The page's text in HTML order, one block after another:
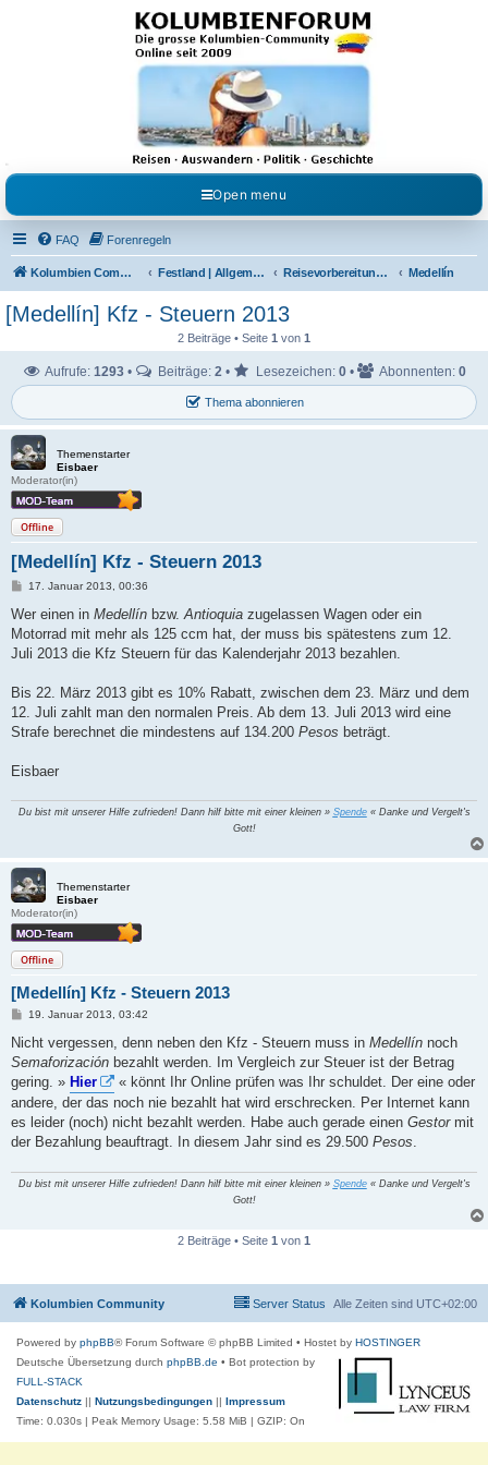
Kolumbienforum - Das
grosse Forum der
Freunde Kolumbiens
Reisen, Auswandern, Kultur, Politik, Geschichte und Visum in Kolumbien und Venezuela.
Austausch, Erfahrungen und Gemeinschaft im Kolumbienforum
Open menu
FAQ Forenregeln
Kolumbien Community Festland | Allgemeine Fragen Reisevorbereitungen & Reiseerfahrungen Medellín
[Medellín] Kfz - Steuern 2013
2 Beiträge • Seite 1 von 1
Thema abonnieren
Aufrufe: 1293• Beiträge: 2 • Lesezeichen: 0• Abonnenten: 0
Themenstarter
Eisbaer
Moderator(in)
Offline
[Medellín] Kfz - Steuern 2013
B
i
r
a
17. Januar 2013, 00:36
Wer einen in Medellín bzw. Antioquia zugelassen Wagen oder ein
Motorrad mit mehr als 125 ccm hat, der muss bis spätestens zum 12.
Juli 2013 die Kfz Steuern für das Kalenderjahr 2013 bezahlen.
Bis 22. März 2013 gibt es 10% Rabatt, zwischen dem 23. März und dem
12. Juli zahlt man den normalen Preis. Ab dem 13. Juli 2013 wird eine
Strafe berechnet die mindestens auf 134.200 Pesos beträgt.
Eisbaer
Du bist mit unserer Hilfe zufrieden! Dann hilf bitte mit einer kleinen » Spende« Danke und Vergelt's
Gott!
Themenstarter
Eisbaer
Moderator(in)
Offline
[Medellín] Kfz - Steuern 2013
B
i
r
a
19. Januar 2013, 03:42
Nicht vergessen, denn neben den Kfz - Steuern muss in Medellín noch
Semaforización bezahlt werden. Im Vergleich zur Steuer ist der Betrag
gering. » Hier
« könnt Ihr Online prüfen was Ihr schuldet. Der eine oder
andere, der das noch nie bezahlt hat wird erschrecken. Per Internet kann
es leider (noch) nicht bezahlt werden. Habe auch gerade einen Gestormit
der Bezahlung beauftragt. In diesem Jahr sind es 29.500 Pesos.
Du bist mit unserer Hilfe zufrieden! Dann hilf bitte mit einer kleinen » Spende« Danke und Vergelt's
Gott!
2 Beiträge • Seite 1 von 1
Kolumbien Community Alle Zeiten sind UTC+02:00
Server Status
Powered by phpBB® Forum Software © phpBB Limited • Hostet by HOSTINGER
Deutsche Übersetzung durch phpBB.de • Bot protection by
FULL-STACK
Datenschutz || Nutzungsbedingungen || Impressum
Time: 0.030s | Peak Memory Usage: 5.58 MiB | GZIP: On